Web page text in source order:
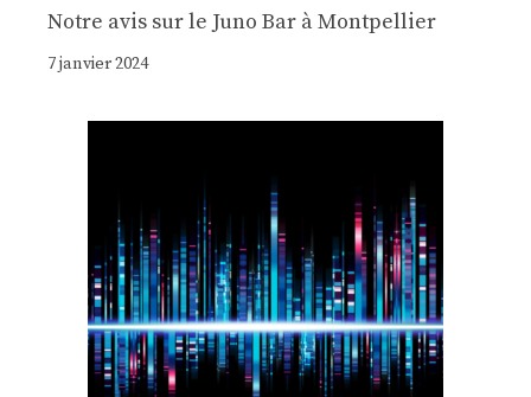
Notre avis sur le Juno Bar à Montpellier
7 janvier 2024